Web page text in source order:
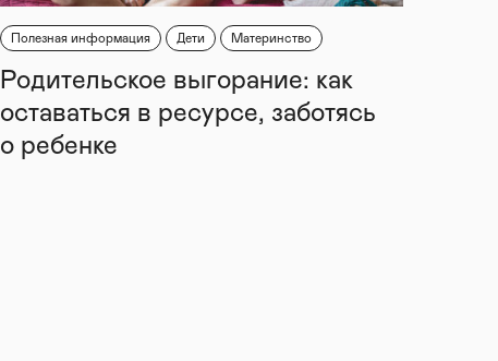
Полезная информация Дети Материнство
Родительское выгорание: как
оставаться в ресурсе, заботясь
о ребенке